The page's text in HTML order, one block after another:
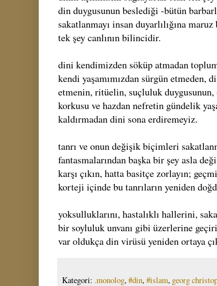
din duygusunun beslediği -bütün
sakatlanmayı insan duyarlılığına
tek şey canlının bilincidir.
dini kendimizden söküp atmadan
kendi yaşamımızdan sürgün etmeden,
etmenin, ritüelin, suçluluk
korkusu ve hazdan nefretin gündelik
kaldırmadan dini sona erdiremeyiz.
tanrı ve onun değişik biçimleri
fantasmalarından başka bir şey asla
karşı çıkın, hatta basitçe zorlayın;
korteji içinde bu tanrıların yeniden
yoksulluklarını, hastalıklı hallerini,
bir soyluluk unvanı gibi üzerlerine
var oldukça din virüsü yeniden ortaya
Kategori: .monolog,#din,#islam, georg